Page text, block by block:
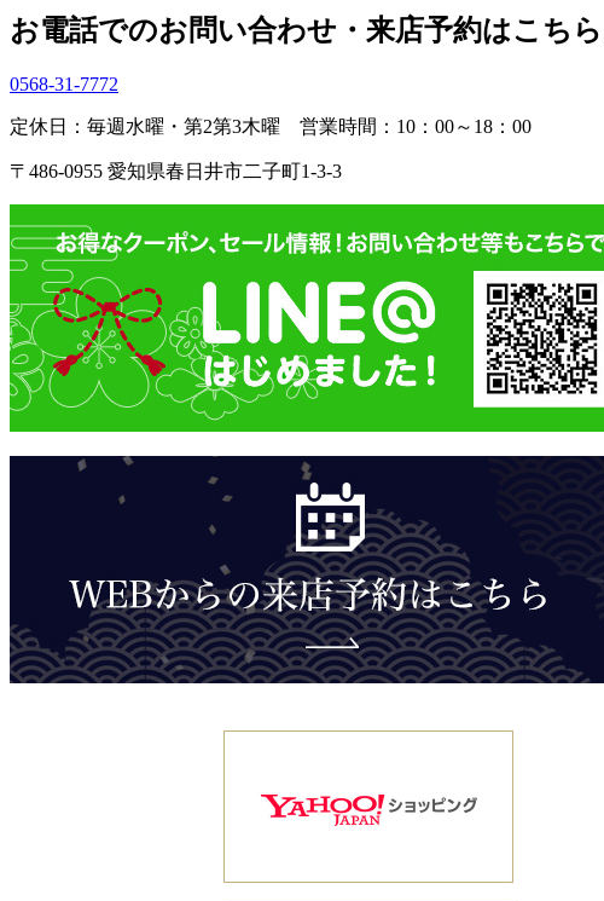
お電話でのお問い合わせ・ 来店予約はこちら
0568-31-7772
定休日：毎週水曜・第2第3木曜 営業時間：10：00～18：00
〒486-0955 愛知県春日井市二子町1-3-3